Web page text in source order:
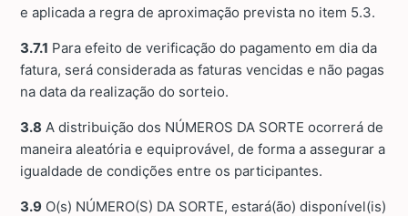
e aplicada a regra de aproximação prevista no item 5.3.
3.7.1 Para efeito de verificação do pagamento em dia da
fatura, será considerada as faturas vencidas e não pagas
na data da realização do sorteio.
3.8 A distribuição dos NÚMEROS DA SORTE ocorrerá de
maneira aleatória e equiprovável, de forma a assegurar a
igualdade de condições entre os participantes.
3.9 O(s) NÚMERO(S) DA SORTE, estará(ão) disponível(is)